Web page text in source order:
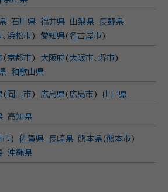
石川県 福井県 山梨県 長野県
、 浜松市) 愛知県( 名古屋市)
( 京都市) 大阪府( 大阪市、 堺市)
和歌山県
( 岡山市) 広島県( 広島市) 山口県
高知県
市) 佐賀県 長崎県 熊本県(熊本市)
沖縄県